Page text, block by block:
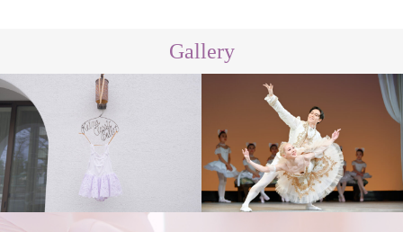
Gallery
講師 レッスン